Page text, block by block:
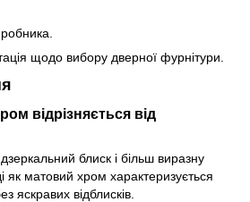
щодо вибору дверної фурнітури.
відрізняється від
блиск і більш виразну
як матовий хром характеризується
яскравих відблисків.